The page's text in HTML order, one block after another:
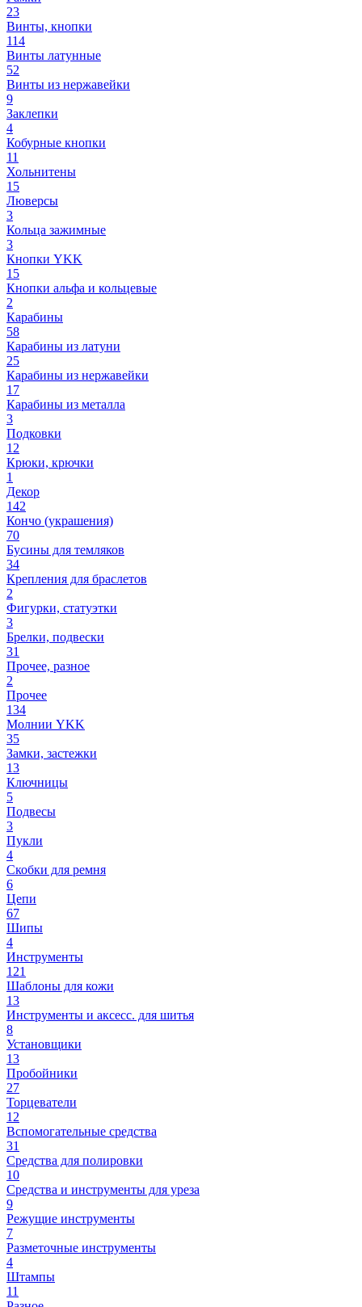
23
Винты, кнопки
114
Винты латунные
52
Винты из нержавейки
9
Заклепки
4
Кобурные кнопки
11
Хольнитены
15
Люверсы
3
Кольца зажимные
3
Кнопки YKK
15
Кнопки альфа и кольцевые
2
Карабины
58
Карабины из латуни
25
Карабины из нержавейки
17
Карабины из металла
3
Подковки
12
Крюки, крючки
1
Декор
142
Кончо (украшения)
70
Бусины для темляков
34
Крепления для браслетов
2
Фигурки, статуэтки
3
Брелки, подвески
31
Прочее, разное
2
Прочее
134
Молнии YKK
35
Замки, застежки
13
Ключницы
5
Подвесы
3
Пукли
4
Скобки для ремня
6
Цепи
67
Шипы
4
Инструменты
121
Шаблоны для кожи
13
Инструменты и аксесс. для шитья
8
Установщики
13
Пробойники
27
Торцеватели
12
Вспомогательные средства
31
Средства для полировки
10
Средства и инструменты для уреза
9
Режущие инструменты
7
Разметочные инструменты
4
Штампы
11